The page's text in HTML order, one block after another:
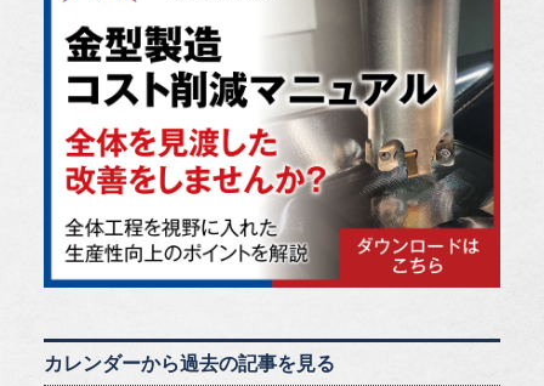
カレンダーから過去の記事を見る